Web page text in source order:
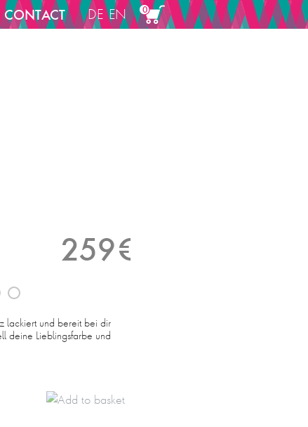
CONTACT DE EN 0
259€
lackiert und bereit bei dir
deine Lieblingsfarbe und